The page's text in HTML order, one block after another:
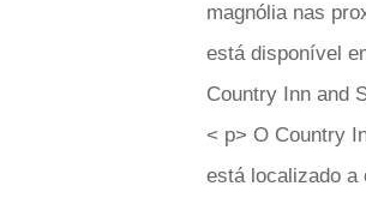
magnólia nas
está disponível
Country Inn and
< p> O Country
está localizado a